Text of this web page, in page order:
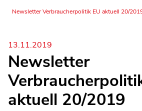
Newsletter Verbraucherpolitik EU aktuell 20/
13.11.2019
Newsletter
aktuell 20/2019